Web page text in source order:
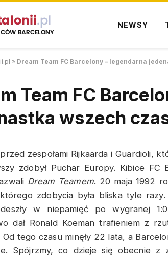
NEWSY
» Dream Team FC Barcelony – legendarna
Team FC
wszech
przed zespołami Rijkaarda i Guardioli,
zdobył Puchar Europy. Kibice
Dream Teamem. 20 maja 1992
zdobycia była bliska tyle
w niepamięć po wygranej
dał Ronald Koeman trafieniem z
tego czasu minęły 22 lata, a
Spójrzmy, co dzieje się obecnie z